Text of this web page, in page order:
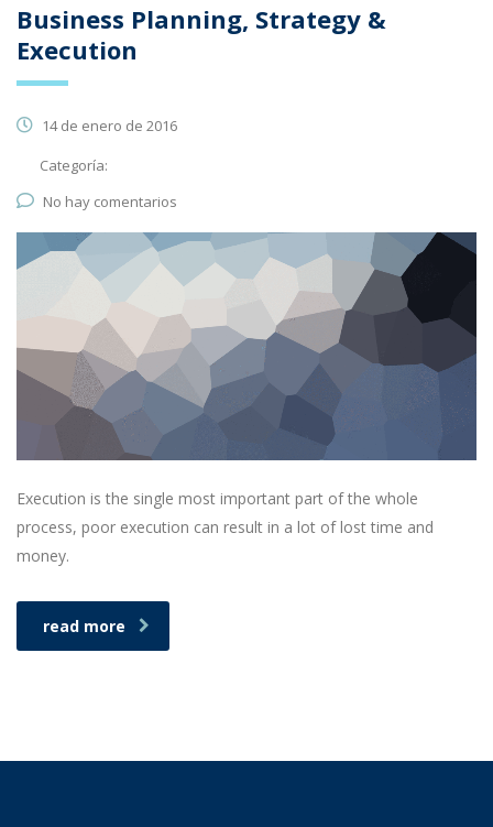
Business Planning, Strategy &
Execution
14 de enero de 2016
Categoría:
No hay comentarios
Execution is the single most important part of the whole
process, poor execution can result in a lot of lost time and
money.
read more